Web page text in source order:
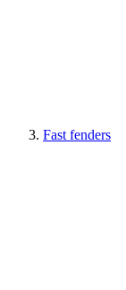
Fast fenders